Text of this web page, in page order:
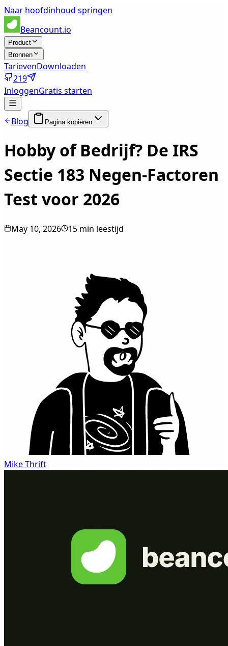
Naar hoofdinhoud springen
Beancount.io
Product
Bronnen
TarievenDownloaden
219
InloggenGratis starten
Blog Pagina kopiëren
Hobby of Bedrijf? De IRS
Sectie 183 Negen-Factoren
Test voor 2026
May 10, 2026 15 min leestijd
Mike Thrift